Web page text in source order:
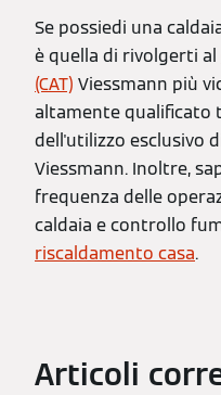
Se possiedi una
è quella di rivolgerti al
(CAT) Viessmann più
altamente qualificato
dell'utilizzo esclusivo
Viessmann. Inoltre,
frequenza delle
caldaia e controllo
riscaldamento casa.
Articoli